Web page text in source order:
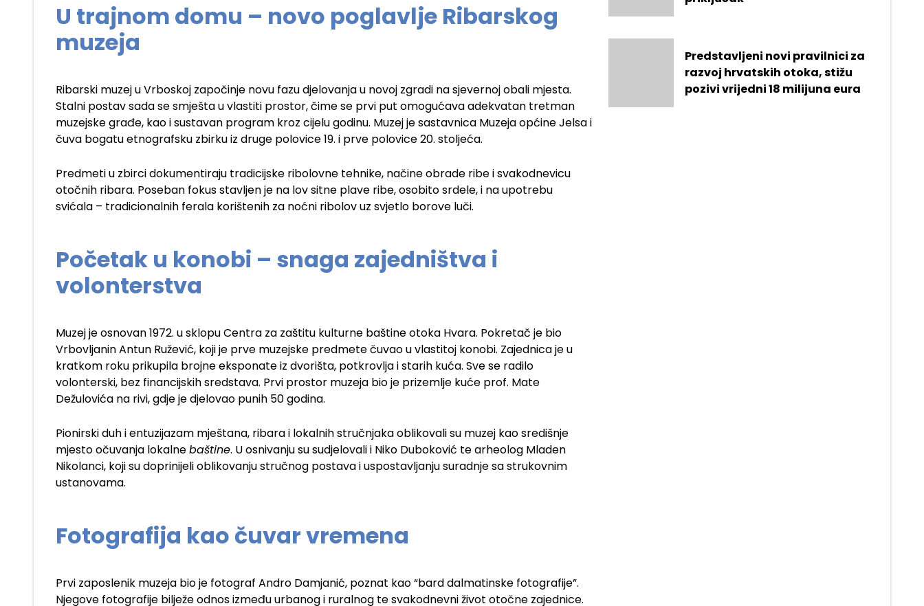
U trajnom domu – novo poglavlje Ribarskog
muzeja
Ribarski muzej u Vrboskoj započinje novu fazu djelovanja u novoj zgradi na sjevernoj obali mjesta.
Stalni postav sada se smješta u vlastiti prostor, čime se prvi put omogućava adekvatan tretman
muzejske građe, kao i sustavan program kroz cijelu godinu. Muzej je sastavnica Muzeja općine Jelsa i
čuva bogatu etnografsku zbirku iz druge polovice 19. i prve polovice 20. stoljeća.
Predmeti u zbirci dokumentiraju tradicijske ribolovne tehnike, načine obrade ribe i svakodnevicu
otočnih ribara. Poseban fokus stavljen je na lov sitne plave ribe, osobito srdele, i na upotrebu
svićala – tradicionalnih ferala korištenih za noćni ribolov uz svjetlo borove luči.
Početak u konobi – snaga zajedništva i
volonterstva
Muzej je osnovan 1972. u sklopu Centra za zaštitu kulturne baštine otoka Hvara. Pokretač je bio
Vrbovljanin Antun Ružević, koji je prve muzejske predmete čuvao u vlastitoj konobi. Zajednica je u
kratkom roku prikupila brojne eksponate iz dvorišta, potkrovlja i starih kuća. Sve se radilo
volonterski, bez financijskih sredstava. Prvi prostor muzeja bio je prizemlje kuće prof. Mate
Dežulovića na rivi, gdje je djelovao punih 50 godina.
Pionirski duh i entuzijazam mještana, ribara i lokalnih stručnjaka oblikovali su muzej kao središnje
mjesto očuvanja lokalnebaštine. U osnivanju su sudjelovali i Niko Duboković te arheolog Mladen
Nikolanci, koji su doprinijeli oblikovanju stručnog postava i uspostavljanju suradnje sa strukovnim
ustanovama.
Fotografija kao čuvar vremena
Prvi zaposlenik muzeja bio je fotograf Andro Damjanić, poznat kao “bard dalmatinske fotografije”.
Njegove fotografije bilježe odnos između urbanog i ruralnog te svakodnevni život otočne zajednice.
Predstavljeni novi pravilnici za
razvoj hrvatskih otoka, stižu
pozivi vrijedni 18 milijuna eura